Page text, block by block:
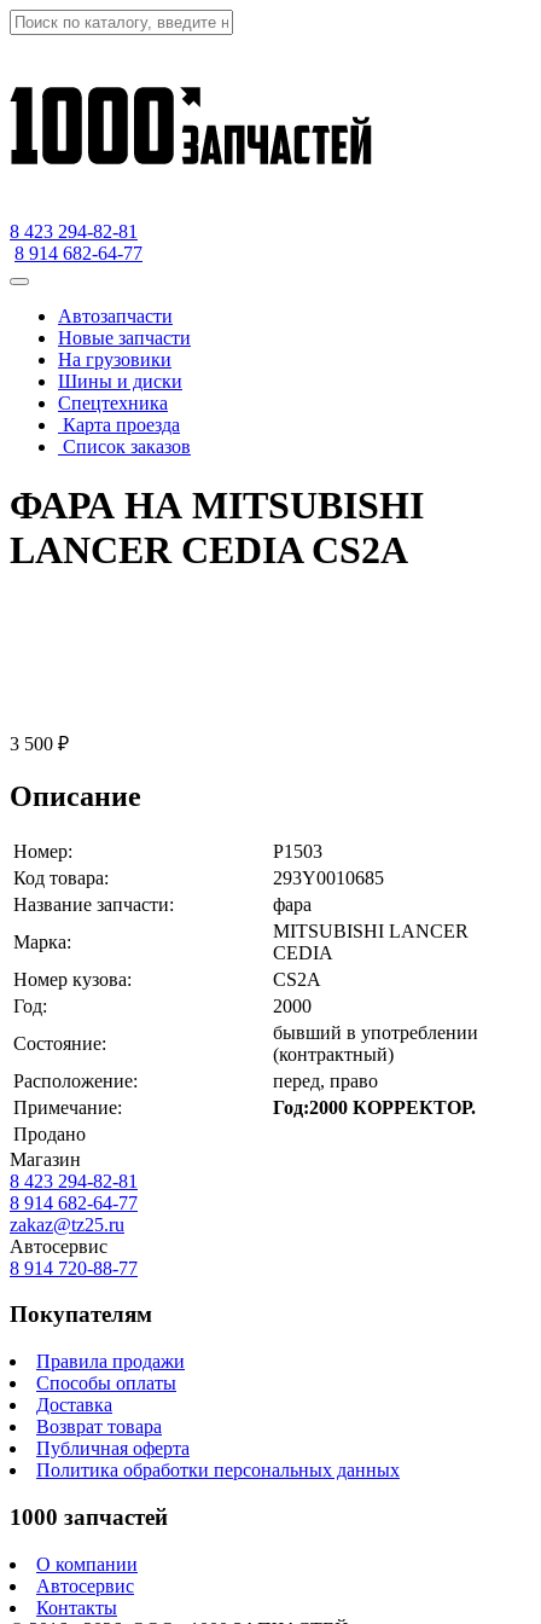
8 423 294-82-81
8 914 682-64-77
Автозапчасти
Новые запчасти
На грузовики
Шины и диски
Спецтехника
Карта проезда
Список заказов
ФАРА НА MITSUBISHI
LANCER CEDIA CS2A
3 500 ₽
Описание
Номер:
P1503
Код товара:
293Y0010685
Название запчасти:
фара
Марка:
MITSUBISHI LANCER
CEDIA
Номер кузова:
CS2A
Год:
2000
Состояние:
бывший в употреблении
(контрактный)
Расположение:
перед, право
Примечание:
Год:2000 КОРРЕКТОР.
Продано
Магазин
8 423 294-82-81
8 914 682-64-77
zakaz@tz25.ru
Автосервис
8 914 720-88-77
Покупателям
Правила продажи
Способы оплаты
Доставка
Возврат товара
Публичная оферта
Политика обработки персональных данных
1000 запчастей
О компании
Автосервис
Контакты